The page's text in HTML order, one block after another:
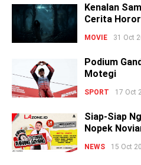
Kenalan
Cerita
MOVIE 31 Oct
Podium
Motegi
SPORT 17 Oct
Siap-Siap
Nopek
NEWS 15 Oct